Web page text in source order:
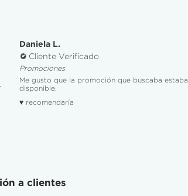
Daniela L.
Cliente Verificado
Promociones
Me gusto que la promoción que buscaba estaba
disponible.
♥ recomendaría
a clientes